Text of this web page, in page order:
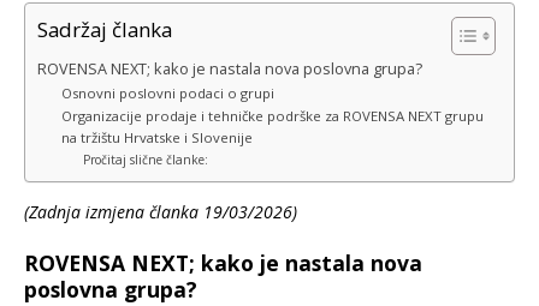
Sadržaj članka
ROVENSA NEXT; kako je nastala nova poslovna grupa?
Osnovni poslovni podaci o grupi
Organizacije prodaje i tehničke podrške za ROVENSA NEXT grupu
na tržištu Hrvatske i Slovenije
Pročitaj slične članke:
(Zadnja izmjena članka 19/03/2026)
ROVENSA NEXT; kako je nastala nova
poslovna grupa?